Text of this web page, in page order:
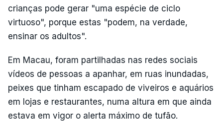
crianças pode gerar "uma espécie de ciclo
virtuoso", porque estas "podem, na verdade,
ensinar os adultos".
Em Macau, foram partilhadas nas redes sociais
vídeos de pessoas a apanhar, em ruas inundadas,
peixes que tinham escapado de viveiros e aquários
em lojas e restaurantes, numa altura em que ainda
estava em vigor o alerta máximo de tufão.